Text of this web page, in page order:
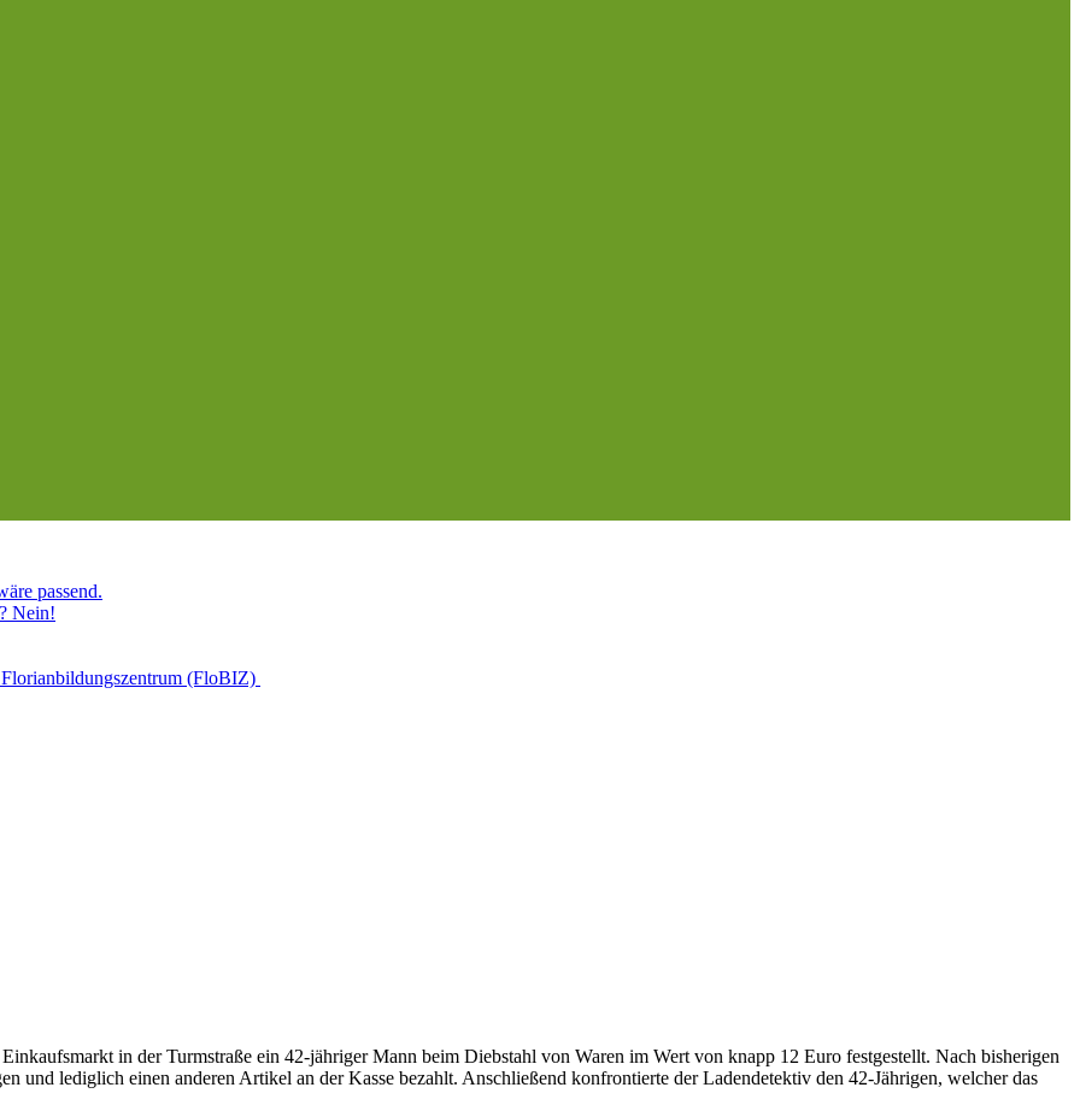
passend.
Nein!
(FloBIZ)
in der Turmstraße ein 42-jähriger Mann beim Diebstahl von Waren im Wert von knapp 12 Euro festgestellt. Nach bisherigen
und lediglich einen anderen Artikel an der Kasse bezahlt. Anschließend konfrontierte der Ladendetektiv den 42-Jährigen, welcher das